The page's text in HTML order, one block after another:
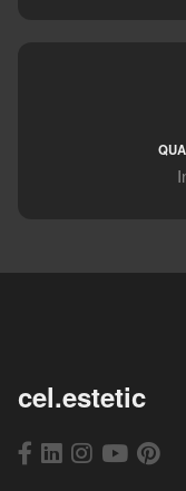
cel.estetic